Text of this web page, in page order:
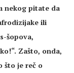
nekog pitate da
ili
šopova,
Zašto, onda,
što je reč o